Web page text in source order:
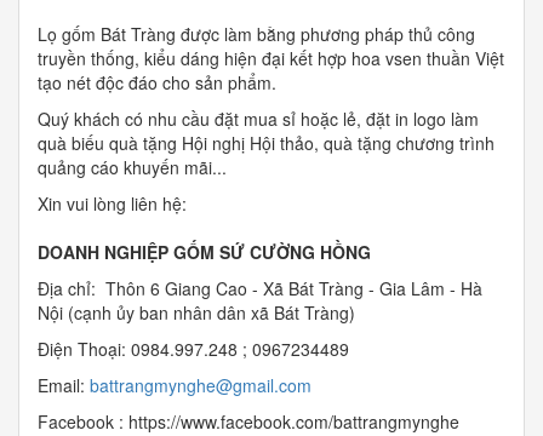
Lọ gốm Bát Tràng được làm bằng phương pháp thủ công
truyền thống, kiểu dáng hiện đại kết hợp hoa vsen thuần Việt
tạo nét độc đáo cho sản phẩm.
Quý khách có nhu cầu đặt mua sỉ hoặc lẻ, đặt in logo làm
quà biếu quà tặng Hội nghị Hội thảo, quà tặng chương trình
quảng cáo khuyến mãi...
Xin vui lòng liên hệ:
DOANH NGHIỆP GỐM SỨ CƯỜNG HỒNG
Địa chỉ: Thôn 6 Giang Cao - Xã Bát Tràng - Gia Lâm - Hà
Nội (cạnh ủy ban nhân dân xã Bát Tràng)
Điện Thoại: 0984.997.248 ; 0967234489
Email: battrangmynghe@gmail.com
Facebook : https://www.facebook.com/battrangmynghe